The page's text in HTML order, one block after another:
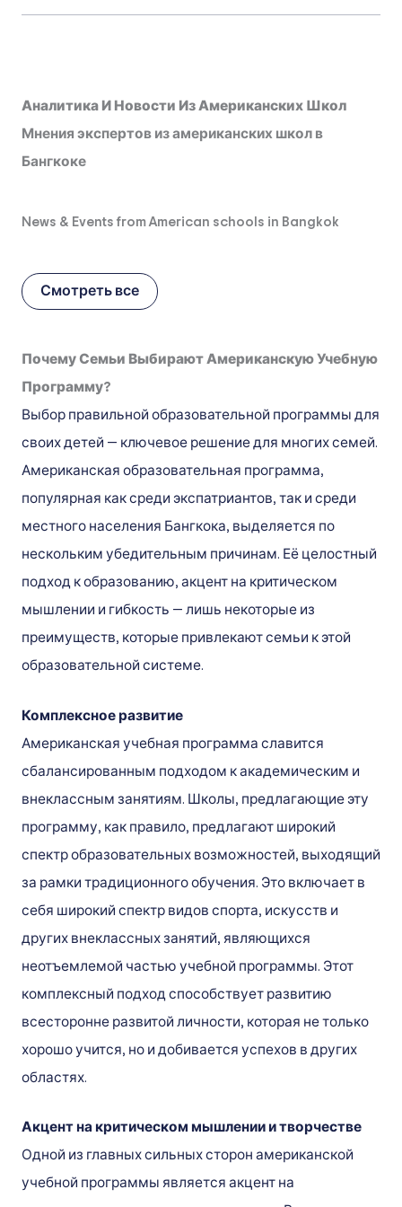
Аналитика И Новости Из Американских Школ
Мнения экспертов из американских школ в
Бангкоке
News & Events from American schools in Bangkok
Смотреть все
Почему Семьи Выбирают Американскую Учебную
Программу?
Выбор правильной образовательной программы для
своих детей — ключевое решение для многих семей.
Американская образовательная программа,
популярная как среди экспатриантов, так и среди
местного населения Бангкока, выделяется по
нескольким убедительным причинам. Её целостный
подход к образованию, акцент на критическом
мышлении и гибкость — лишь некоторые из
преимуществ, которые привлекают семьи к этой
образовательной системе.
Комплексное развитие
Американская учебная программа славится
сбалансированным подходом к академическим и
внеклассным занятиям. Школы, предлагающие эту
программу, как правило, предлагают широкий
спектр образовательных возможностей, выходящий
за рамки традиционного обучения. Это включает в
себя широкий спектр видов спорта, искусств и
других внеклассных занятий, являющихся
неотъемлемой частью учебной программы. Этот
комплексный подход способствует развитию
всесторонне развитой личности, которая не только
хорошо учится, но и добивается успехов в других
областях.
Акцент на критическом мышлении и творчестве
Одной из главных сильных сторон американской
учебной программы является акцент на